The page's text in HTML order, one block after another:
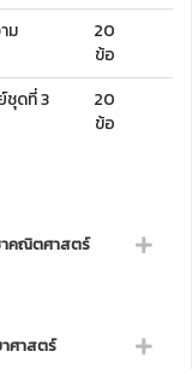
ม
20
ข้อ
ชุดที่ 3
20
ข้อ
คณิตศาสตร์
ศาสตร์